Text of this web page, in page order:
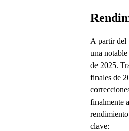
A partir del
una
de 2025.
finales de
finalmente
clave: